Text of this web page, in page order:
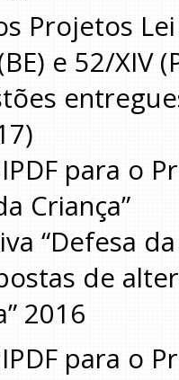
Projetos Lei
e 52/XIV
para o
Criança”
“Defesa
de
2016
para o